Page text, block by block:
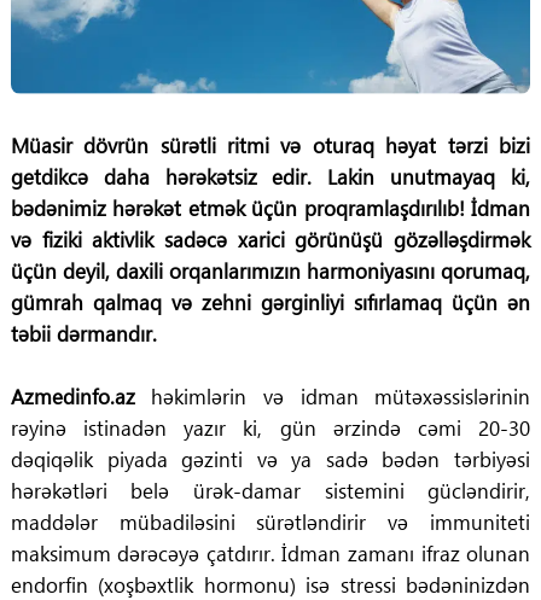
Müasir dövrün sürətli ritmi və oturaq həyat tərzi bizi
getdikcə daha hərəkətsiz edir. Lakin unutmayaq ki,
bədənimiz hərəkət etmək üçün proqramlaşdırılıb! İdman
və fiziki aktivlik sadəcə xarici görünüşü gözəlləşdirmək
üçün deyil, daxili orqanlarımızın harmoniyasını qorumaq,
gümrah qalmaq və zehni gərginliyi sıfırlamaq üçün ən
təbii dərmandır.
Azmedinfo.azhəkimlərin və idman mütəxəssislərinin
rəyinə istinadən yazır ki, gün ərzində cəmi 20-30
dəqiqəlik piyada gəzinti və ya sadə bədən tərbiyəsi
hərəkətləri belə ürək-damar sistemini gücləndirir,
maddələr mübadiləsini sürətləndirir və immuniteti
maksimum dərəcəyə çatdırır. İdman zamanı ifraz olunan
endorfin (xoşbəxtlik hormonu) isə stressi bədəninizdən